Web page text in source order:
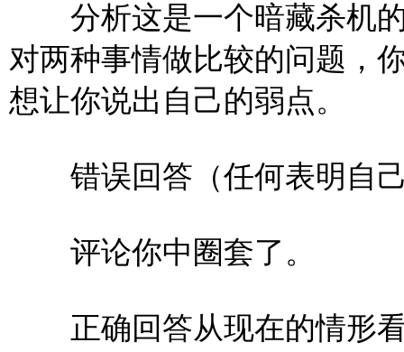
分析这是一个暗藏杀机的
对两种事情做比较的问题，
想让你说出自己的弱点。
错误回答（任何表明自己
评论你中圈套了。
正确回答从现在的情形看